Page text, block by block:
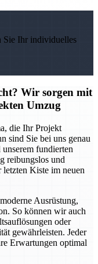
Sie Ihr individuelles
Wir sorgen mit
Umzug
die Ihr Projekt
sind Sie bei uns genau
fundierten
reibungslos und
Kiste im neuen
Ausrüstung,
So können wir auch
oder
gewährleisten. Jeder
Erwartungen optimal